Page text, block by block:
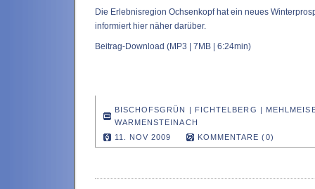
Die Erlebnisregion Ochsenkopf hat ein neues
informiert hier näher darüber.
Beitrag-Download (MP3 | 7MB | 6:24min)
BISCHOFSGRÜN | FICHTELBERG |
WARMENSTEINACH
11. NOV 2009
KOMMENTARE (0)